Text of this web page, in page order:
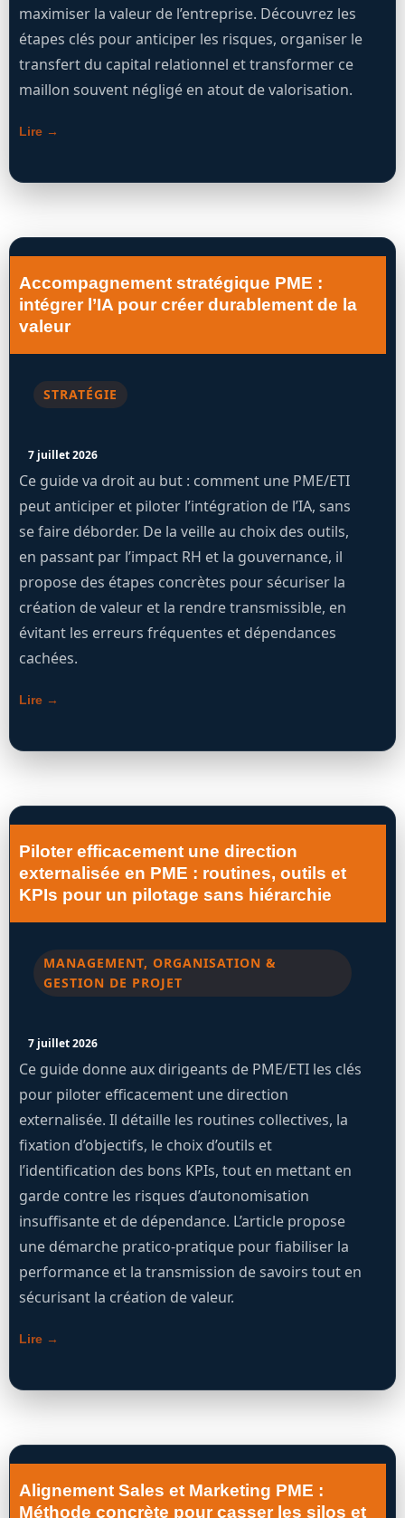
maximiser la valeur de l’entreprise. Découvrez les
étapes clés pour anticiper les risques, organiser le
transfert du capital relationnel et transformer ce
maillon souvent négligé en atout de valorisation.
Lire →
Accompagnement stratégique PME :
intégrer l’IA pour créer durablement de la
valeur
STRATÉGIE
7 juillet 2026
Ce guide va droit au but : comment une PME/ETI
peut anticiper et piloter l’intégration de l’IA, sans
se faire déborder. De la veille au choix des outils,
en passant par l’impact RH et la gouvernance, il
propose des étapes concrètes pour sécuriser la
création de valeur et la rendre transmissible, en
évitant les erreurs fréquentes et dépendances
cachées.
Lire →
Piloter efficacement une direction
externalisée en PME : routines, outils et
KPIs pour un pilotage sans hiérarchie
MANAGEMENT, ORGANISATION &
GESTION DE PROJET
7 juillet 2026
Ce guide donne aux dirigeants de PME/ETI les clés
pour piloter efficacement une direction
externalisée. Il détaille les routines collectives, la
fixation d’objectifs, le choix d’outils et
l’identification des bons KPIs, tout en mettant en
garde contre les risques d’autonomisation
insuffisante et de dépendance. L’article propose
une démarche pratico-pratique pour fiabiliser la
performance et la transmission de savoirs tout en
sécurisant la création de valeur.
Lire →
Alignement Sales et Marketing PME :
Méthode concrète pour casser les silos et